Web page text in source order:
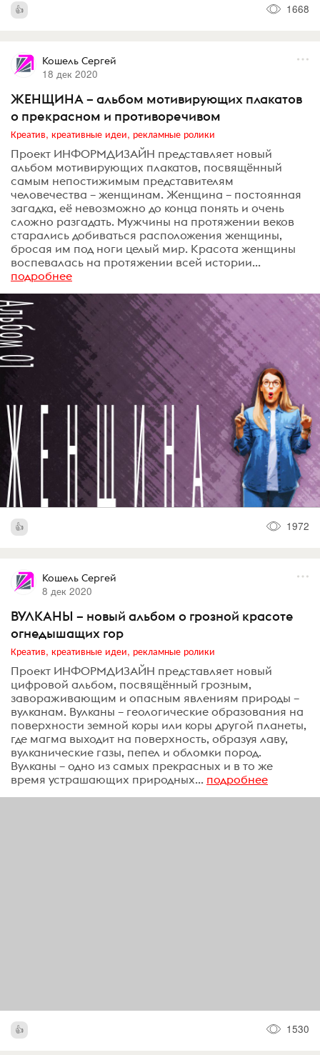
1668
Кошель Сергей
18 дек 2020
ЖЕНЩИНА – альбом мотивирующих плакатов
о прекрасном и противоречивом
Креатив, креативные идеи, рекламные ролики
Проект ИНФОРМДИЗАЙН представляет новый
альбом мотивирующих плакатов, посвящённый
самым непостижимым представителям
человечества – женщинам. Женщина – постоянная
загадка, её невозможно до конца понять и очень
сложно разгадать. Мужчины на протяжении веков
старались добиваться расположения женщины,
бросая им под ноги целый мир. Красота женщины
воспевалась на протяжении всей истории...
подробнее
1972
Кошель Сергей
8 дек 2020
ВУЛКАНЫ – новый альбом о грозной красоте
огнедышащих гор
Креатив, креативные идеи, рекламные ролики
Проект ИНФОРМДИЗАЙН представляет новый
цифровой альбом, посвящённый грозным,
завораживающим и опасным явлениям природы –
вулканам. Вулканы – геологические образования на
поверхности земной коры или коры другой планеты,
где магма выходит на поверхность, образуя лаву,
вулканические газы, пепел и обломки пород.
Вулканы – одно из самых прекрасных и в то же
время устрашающих природных... подробнее
1530